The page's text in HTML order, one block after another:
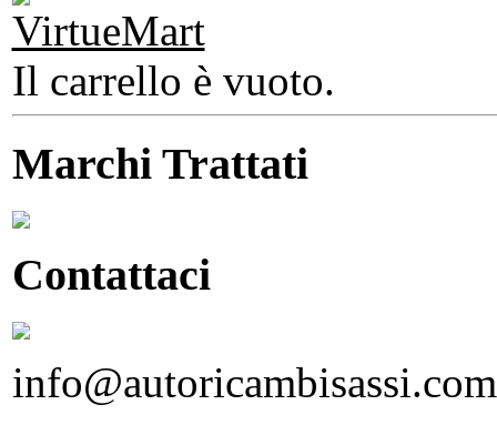
Il carrello è vuoto.
Marchi Trattati
Contattaci
info@autoricambisassi.com